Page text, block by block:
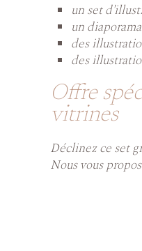
un set
un
des
des
Offre
vitrines
Déclinez ce set
Nous vous